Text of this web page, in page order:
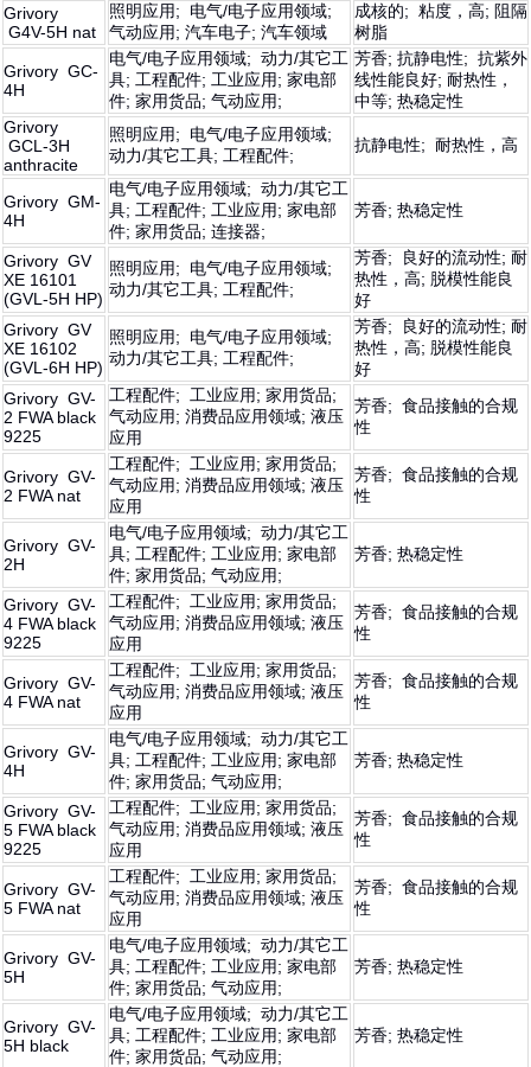
Grivory
G4V-5H nat
照明应用; 电气/电子应用领域;
气动应用; 汽车电子; 汽车领域
成核的; 粘度，高; 阻隔
树脂
Grivory GC-
4H
电气/电子应用领域; 动力/其它工
具; 工程配件; 工业应用; 家电部
件; 家用货品; 气动应用;
芳香; 抗静电性; 抗紫外
线性能良好; 耐热性，
中等; 热稳定性
Grivory
GCL-3H
anthracite
照明应用; 电气/电子应用领域;
动力/其它工具; 工程配件;
抗静电性; 耐热性，高
Grivory GM-
4H
电气/电子应用领域; 动力/其它工
具; 工程配件; 工业应用; 家电部
件; 家用货品; 连接器;
芳香; 热稳定性
Grivory GV
XE 16101
(GVL-5H HP)
照明应用; 电气/电子应用领域;
动力/其它工具; 工程配件;
芳香; 良好的流动性; 耐
热性，高; 脱模性能良
好
Grivory GV
XE 16102
(GVL-6H HP)
照明应用; 电气/电子应用领域;
动力/其它工具; 工程配件;
芳香; 良好的流动性; 耐
热性，高; 脱模性能良
好
Grivory GV-
2 FWA black
9225
工程配件; 工业应用; 家用货品;
气动应用; 消费品应用领域; 液压
应用
芳香; 食品接触的合规
性
Grivory GV-
2 FWA nat
工程配件; 工业应用; 家用货品;
气动应用; 消费品应用领域; 液压
应用
芳香; 食品接触的合规
性
Grivory GV-
2H
电气/电子应用领域; 动力/其它工
具; 工程配件; 工业应用; 家电部
件; 家用货品; 气动应用;
芳香; 热稳定性
Grivory GV-
4 FWA black
9225
工程配件; 工业应用; 家用货品;
气动应用; 消费品应用领域; 液压
应用
芳香; 食品接触的合规
性
Grivory GV-
4 FWA nat
工程配件; 工业应用; 家用货品;
气动应用; 消费品应用领域; 液压
应用
芳香; 食品接触的合规
性
Grivory GV-
4H
电气/电子应用领域; 动力/其它工
具; 工程配件; 工业应用; 家电部
件; 家用货品; 气动应用;
芳香; 热稳定性
Grivory GV-
5 FWA black
9225
工程配件; 工业应用; 家用货品;
气动应用; 消费品应用领域; 液压
应用
芳香; 食品接触的合规
性
Grivory GV-
5 FWA nat
工程配件; 工业应用; 家用货品;
气动应用; 消费品应用领域; 液压
应用
芳香; 食品接触的合规
性
Grivory GV-
5H
电气/电子应用领域; 动力/其它工
具; 工程配件; 工业应用; 家电部
件; 家用货品; 气动应用;
芳香; 热稳定性
Grivory GV-
5H black
电气/电子应用领域; 动力/其它工
具; 工程配件; 工业应用; 家电部
件; 家用货品; 气动应用;
芳香; 热稳定性